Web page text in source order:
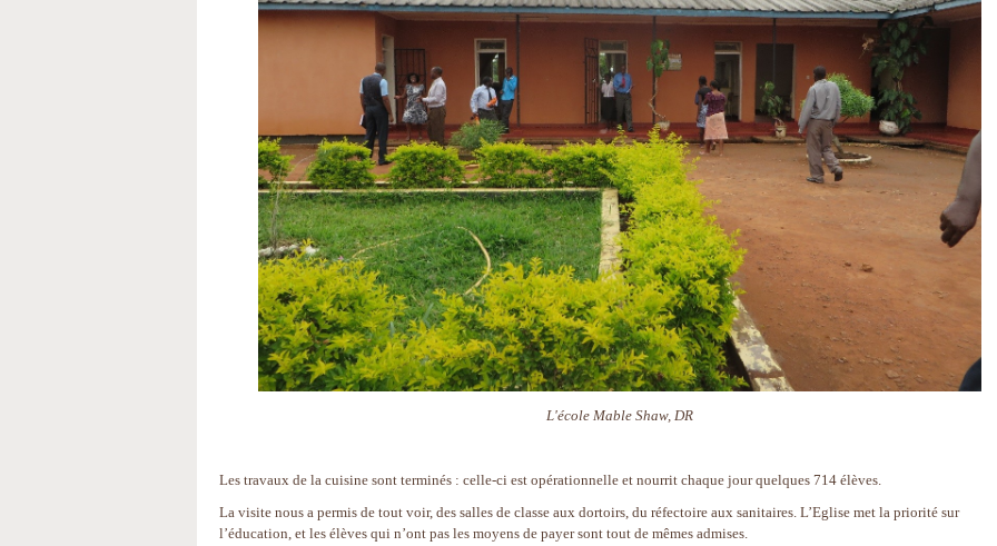
L'école Mable Shaw, DR
Les travaux de la cuisine sont terminés : celle-ci est opérationnelle et nourrit chaque jour quelques 714 élèves.
La visite nous a permis de tout voir, des salles de classe aux dortoirs, du réfectoire aux sanitaires. L’Eglise met la priorité sur
l’éducation, et les élèves qui n’ont pas les moyens de payer sont tout de mêmes admises.